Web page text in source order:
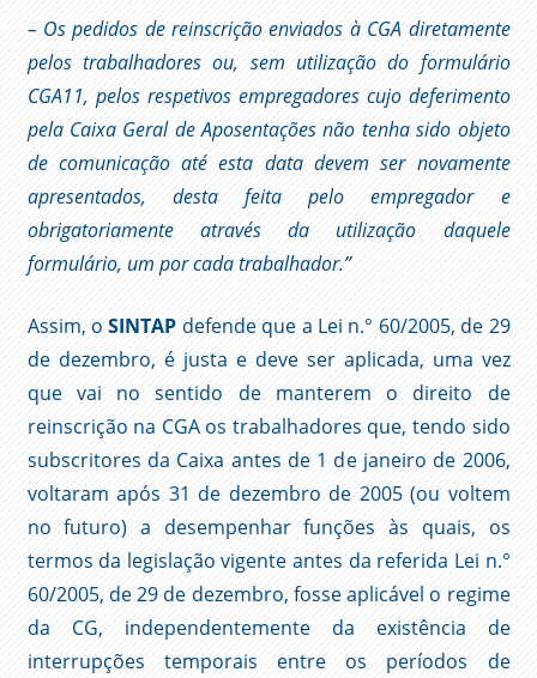
– Os pedidos de reinscrição enviados à CGA diretamente
pelos trabalhadores ou, sem utilização do formulário
CGA11, pelos respetivos empregadores cujo deferimento
pela Caixa Geral de Aposentações não tenha sido objeto
de comunicação até esta data devem ser novamente
apresentados, desta feita pelo empregador e
obrigatoriamente através da utilização daquele
formulário, um por cada trabalhador.”
Assim, oSINTAP defende que a Lei n.° 60/2005, de 29
de dezembro, é justa e deve ser aplicada, uma vez
que vai no sentido de manterem o direito de
reinscrição na CGA os trabalhadores que, tendo sido
subscritores da Caixa antes de 1 de janeiro de 2006,
voltaram após 31 de dezembro de 2005 (ou voltem
no futuro) a desempenhar funções às quais, os
termos da legislação vigente antes da referida Lei n.°
60/2005, de 29 de dezembro, fosse aplicável o regime
da CG, independentemente da existência de
interrupções temporais entre os períodos de